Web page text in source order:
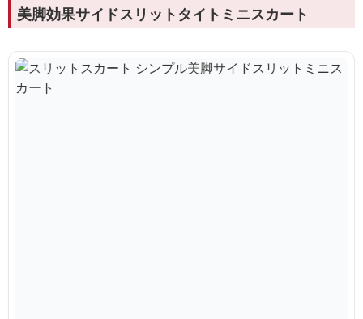
美脚効果サイドスリットタイトミニスカート